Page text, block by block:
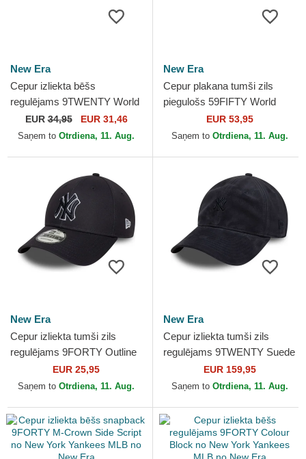
New Era
Cepur izliekta bēšs
regulējams 9TWENTY World
Series Cooperstown no New
York Yankees MLB no New
EUR34,95 EUR 31,46
Saņem to Otrdiena, 11. Aug.
New Era
Cepur plakana tumši zils
piegulošs 59FIFTY World
Series 2009 Side Patch no
New York Yankees MLB...
EUR 53,95
Saņem to Otrdiena, 11. Aug.
New Era
Cepur izliekta tumši zils
regulējams 9FORTY Outline
no New York Yankees MLB
no New Era
EUR 25,95
Saņem to Otrdiena, 11. Aug.
New Era
Cepur izliekta tumši zils
regulējams 9TWENTY Suede
no New York Yankees MLB
no New Era
EUR 159,95
Saņem to Otrdiena, 11. Aug.